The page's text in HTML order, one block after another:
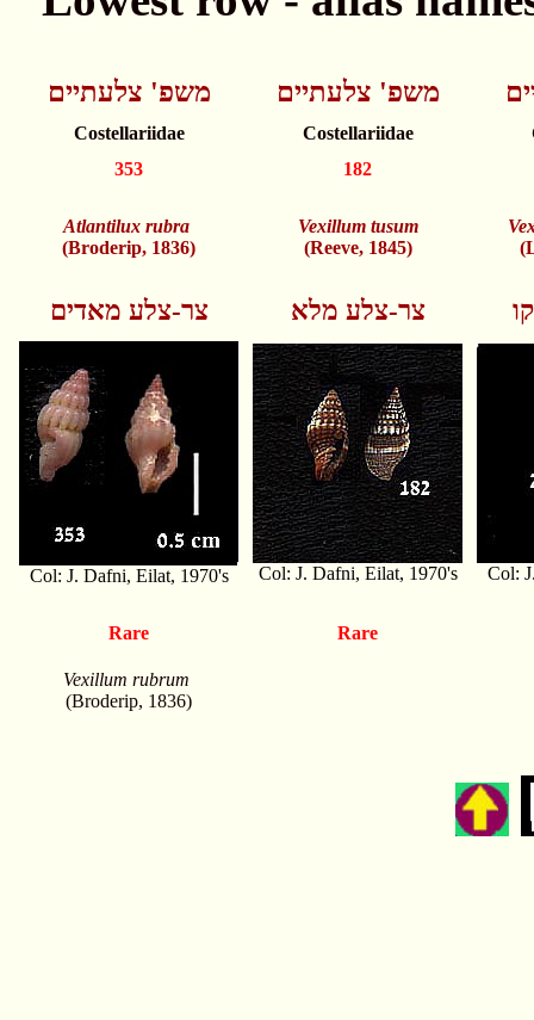
משפ' צלעתיים משפ' צלעתיים
Costellariidae Costellariidae
353
182
Atlantilux rubra
(Broderip, 1836)
Vexillum tusum
(Reeve, 1845)
צר-צלע מאדים צר-צלע מלא
Col: J. Dafni, Eilat, 1970's Col: J. Dafni, Eilat, 1970's Col:
Rare Rare
Vexillum rubrum
(Broderip, 1836)